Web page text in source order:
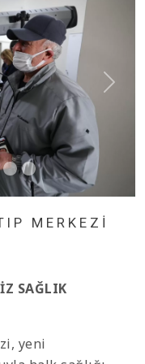
MERKEZİ
SAĞLIK
yeni